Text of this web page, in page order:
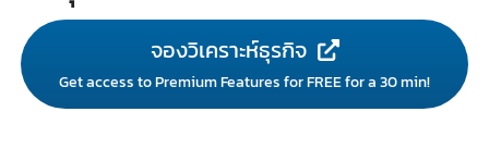
จองวิเคราะห์ธุรกิจ
Get access to Premium Features for FREE for a 30 min!